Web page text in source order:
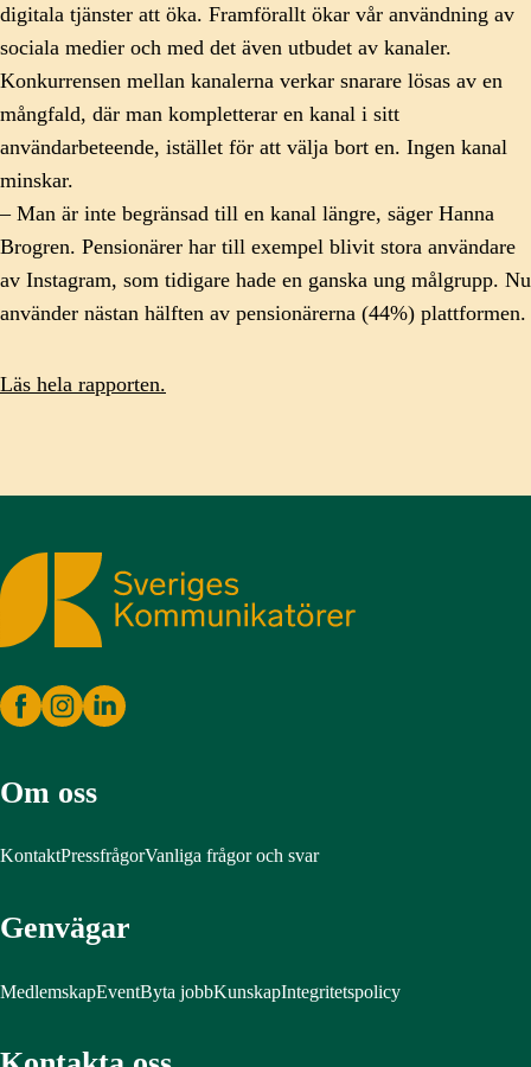
digitala tjänster att öka. Framförallt ökar vår användning av
sociala medier och med det även utbudet av kanaler.
Konkurrensen mellan kanalerna verkar snarare lösas av en
mångfald, där man kompletterar en kanal i sitt
användarbeteende, istället för att välja bort en. Ingen kanal
minskar.
– Man är inte begränsad till en kanal längre, säger Hanna
Brogren. Pensionärer har till exempel blivit stora användare
av Instagram, som tidigare hade en ganska ung målgrupp. Nu
använder nästan hälften av pensionärerna (44%) plattformen.
Läs hela rapporten.
Sveriges Kommunikatörer
Om oss
KontaktPressfrågorVanliga frågor och svar
Genvägar
MedlemskapEventByta jobbKunskapIntegritetspolicy